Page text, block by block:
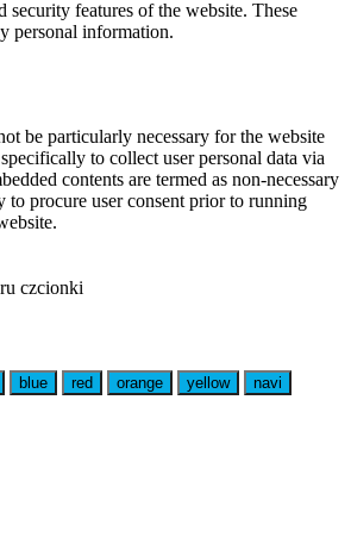
security features of the website. These
personal information.
be particularly necessary for the website
to collect user personal data via
contents are termed as non-necessary
to procure user consent prior to running
czcionki
blue red orange yellow
navi